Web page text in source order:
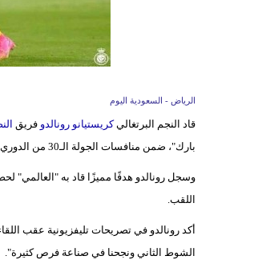
الرياض - السعودية اليوم
قاد النجم البرتغاليكريستيانو رونالدو فريق
بارك"، ضمن منافسات الجولة الـ30 من الدوري السعودي.
اللقب.
أكد رونالدو في تصريحات تليفزيونية عقب
الشوط الثاني ونجحنا في صناعة فرص كثيرة".